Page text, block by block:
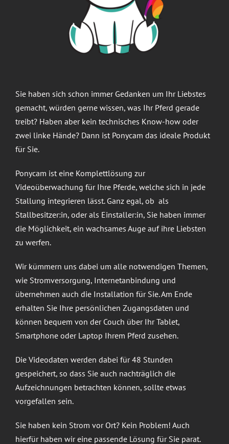
Sie haben sich schon immer Gedanken um Ihr Liebstes
gemacht, würden gerne wissen, was Ihr Pferd gerade
treibt? Haben aber kein technisches Know-how oder
zwei linke Hände? Dann ist Ponycam das ideale Produkt
für Sie.
Ponycam ist eine Komplettlösung zur
Videoüberwachung für Ihre Pferde, welche sich in jede
Stallung integrieren lässt. Ganz egal, ob als
Stallbesitzer:in, oder als Einstaller:in, Sie haben immer
die Möglichkeit, ein wachsames Auge auf ihre Liebsten
zu werfen.
Wir kümmern uns dabei um alle notwendigen Themen,
wie Stromversorgung, Internetanbindung und
übernehmen auch die Installation für Sie. Am Ende
erhalten Sie Ihre persönlichen Zugangsdaten und
können bequem von der Couch über Ihr Tablet,
Smartphone oder Laptop Ihrem Pferd zusehen.
Die Videodaten werden dabei für 48 Stunden
gespeichert, so dass Sie auch nachträglich die
Aufzeichnungen betrachten können, sollte etwas
vorgefallen sein.
Sie haben kein Strom vor Ort? Kein Problem! Auch
hierfür haben wir eine passende Lösung für Sie parat.